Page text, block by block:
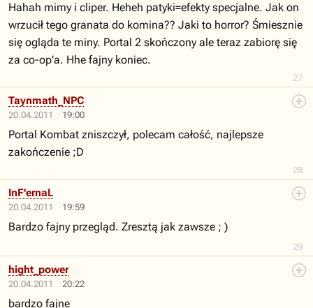
27
Hahah mimy i cliper. Heheh patyki=efekty specjalne. Jak on
wrzucił tego granata do komina?? Jaki to horror? Śmiesznie
się ogląda te miny. Portal 2 skończony ale teraz zabiorę się
za co-op'a. Hhe fajny koniec.
20.04.2011 19:00
28
Taynmath_NPC
Portal Kombat zniszczył, polecam całość, najlepsze
zakończenie ;D
20.04.2011 19:59
29
InF'ernaL
Bardzo fajny przegląd. Zresztą jak zawsze ; )
20.04.2011 20:22
hight_power
bardzo fajne